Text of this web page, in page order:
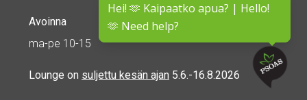
Hei! 🫶 Kaipaatko apua? | Hello!
🫶 Need help?
Avoinna
ma-pe 10-15
Lounge on suljettu kesän ajan 5.6.-16.8.2026